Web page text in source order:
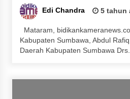
Edi Chandra 5 tahun
Mataram,
Kabupaten Sumbawa, Abdul
Daerah Kabupaten Sumbawa